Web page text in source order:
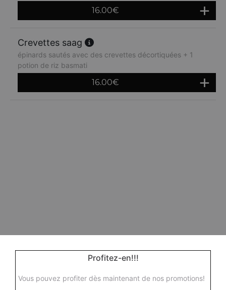
16.00€
Crevettes saag
épinards sautés avec des crevettes décortiquées + 1
potion de riz basmati
16.00€
Profitez-en!!!
Vous pouvez profiter dès maintenant de nos promotions!